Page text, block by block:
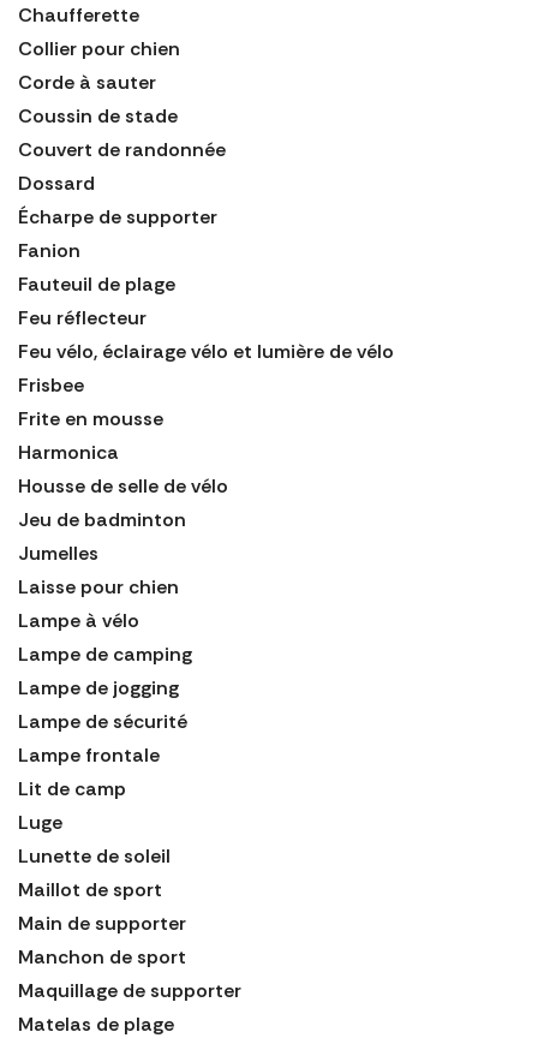
Chaufferette
Collier pour chien
Corde à sauter
Coussin de stade
Couvert de randonnée
Dossard
Écharpe de supporter
Fanion
Fauteuil de plage
Feu réflecteur
Feu vélo, éclairage vélo et lumière de vélo
Frisbee
Frite en mousse
Harmonica
Housse de selle de vélo
Jeu de badminton
Jumelles
Laisse pour chien
Lampe à vélo
Lampe de camping
Lampe de jogging
Lampe de sécurité
Lampe frontale
Lit de camp
Luge
Lunette de soleil
Maillot de sport
Main de supporter
Manchon de sport
Maquillage de supporter
Matelas de plage